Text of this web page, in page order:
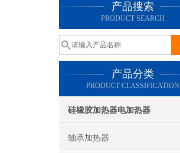
产品搜索
PRODUCT SEARCH
产品分类
PRODUCT CLASSIFICATION
硅橡胶加热器电加热器
轴承加热器